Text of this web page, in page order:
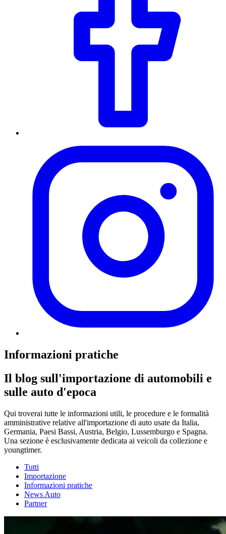
Informazioni pratiche
Il blog sull'importazione di automobili e
sulle auto d'epoca
Qui troverai tutte le informazioni utili, le procedure e le formalità
amministrative relative all'importazione di auto usate da Italia,
Germania, Paesi Bassi, Austria, Belgio, Lussemburgo e Spagna.
Una sezione è esclusivamente dedicata ai veicoli da collezione e
youngtimer.
Tutti
Importazione
Informazioni pratiche
News Auto
Partner